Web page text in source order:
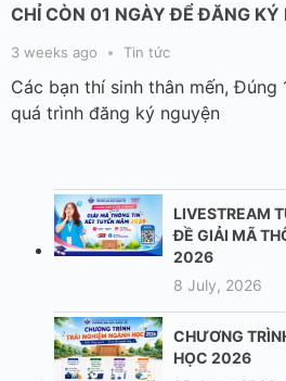
CHỈ CÒN 01 NGÀY ĐỂ ĐĂNG KÝ
3 weeks ago Tin tức
Các bạn thí sinh thân mến, Đúng
quá trình đăng ký nguyện
LIVESTREAM
ĐỀ GIẢI MÃ
2026
8 July, 2026
CHƯƠNG
HỌC 2026